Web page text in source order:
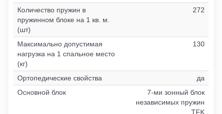
Количество пружин в
пружинном блоке на 1 кв. м.
(шт)
272
Максимально допустимая
нагрузка на 1 спальное место
(кг)
130
Ортопедические свойства
да
Основной блок
7-ми зонный блок
независимых пружин
TFK